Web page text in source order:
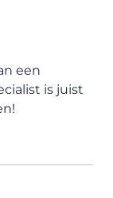
een
is juist